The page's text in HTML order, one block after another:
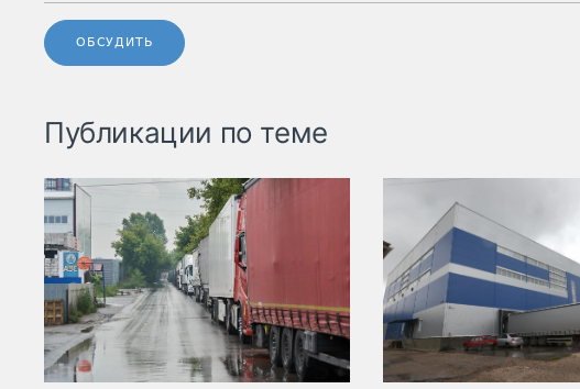
ОБСУДИТЬ
Публикации по теме